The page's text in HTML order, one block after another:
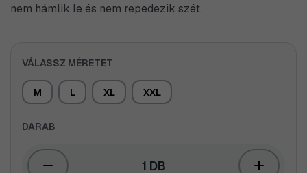
nem hámlik le és nem repedezik szét.
VÁLASSZ MÉRETET
M L XL XXL
DARAB
1 DB